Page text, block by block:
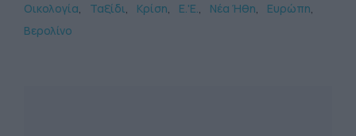
Οικολογία Ταξίδι Κρίση Ε.'Ε. Νέα Ήθη
Ευρώπη
Βερολίνο